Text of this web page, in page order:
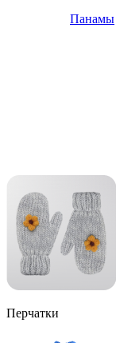
Панамы
Перчатки